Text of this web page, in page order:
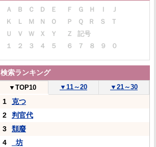
Ａ Ｂ Ｃ Ｄ Ｅ Ｆ Ｇ Ｈ Ｉ
Ｊ
Ｋ
Ｌ Ｍ Ｎ Ｏ Ｐ Ｑ Ｒ Ｓ
Ｔ
Ｕ
Ｖ Ｗ Ｘ Ｙ Ｚ
記号
１
２ ３ ４ ５ ６ ７ ８ ９ ０
検索ランキング
▼ TOP10 ▼ 11～20 ▼ 21～30
1
克つ
2
判官代
3
頽廢
4
_坊